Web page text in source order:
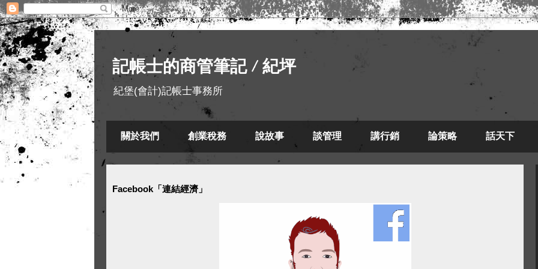
記帳士的商管筆記 / 紀坪
紀堡(會計)記帳士事務所
關於我們 創業稅務 說故事 談管理 講行銷 論策略 話天下
Facebook「連結經濟」